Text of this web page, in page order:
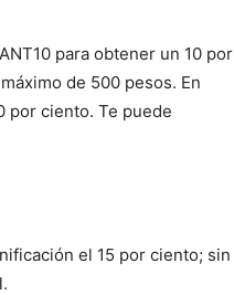
para obtener un 10 por
de 500 pesos. En
por ciento. Te puede
el 15 por ciento; sin